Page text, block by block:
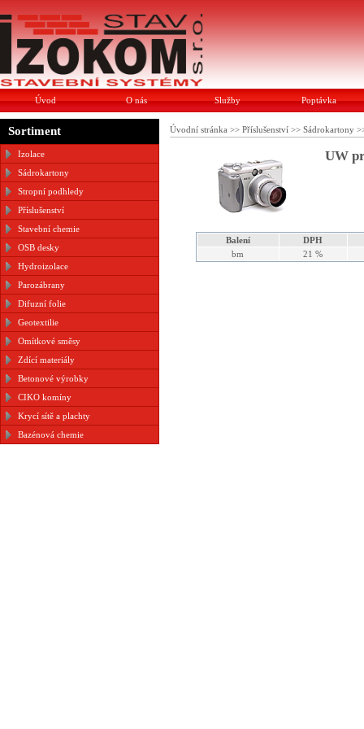
Úvod O nás Služby Poptávka
Sortiment
Izolace
Sádrokartony
Stropní podhledy
Příslušenství
Stavební chemie
OSB desky
Hydroizolace
Parozábrany
Difuzní folie
Geotextilie
Omítkové směsy
Zdící materiály
Betonové výrobky
CIKO komíny
Krycí sítě a plachty
Bazénová chemie
Úvodní stránka >> Příslušenství >> Sádrokartony
UW
Balení
DPH
bm
21 %